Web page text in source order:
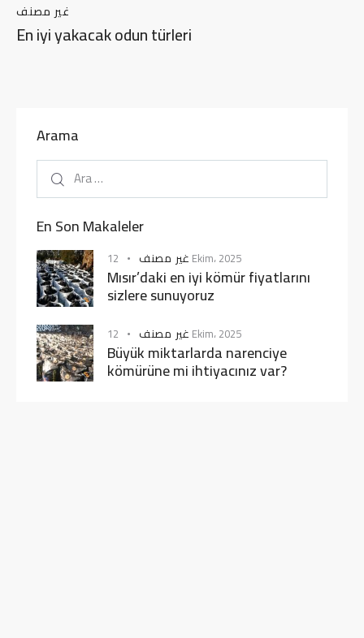
غير مصنف
En iyi yakacak odun türleri
Arama
En Son Makaleler
غير مصنف 12 Ekim، 2025
Mısır’daki en iyi kömür fiyatlarını
sizlere sunuyoruz
غير مصنف 12 Ekim، 2025
Büyük miktarlarda narenciye
kömürüne mi ihtiyacınız var?